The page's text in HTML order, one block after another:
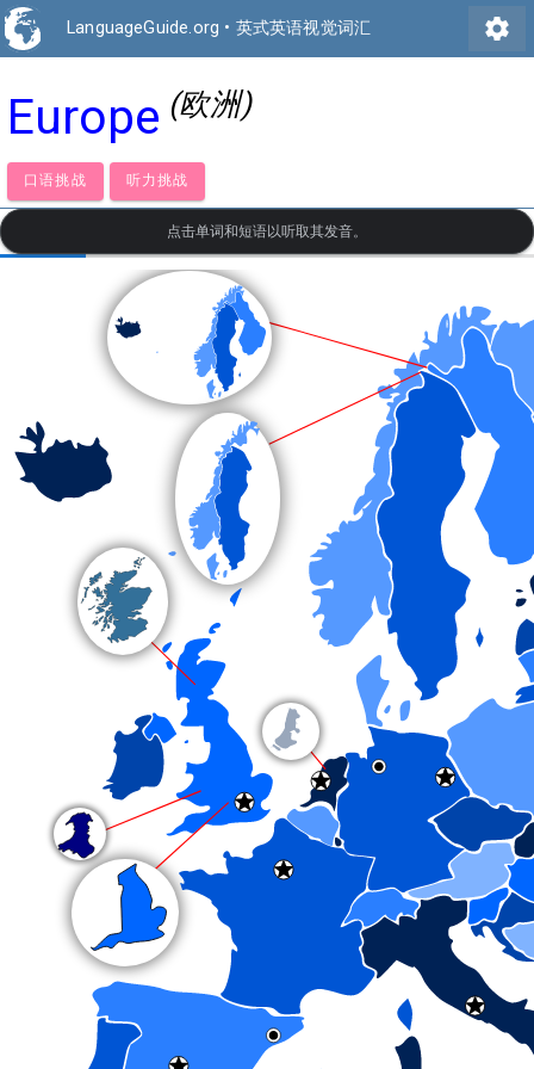
LanguageGuide.org • 英式英语视觉词汇 settings
Europe (欧洲)
口语挑战 听力挑战
点击单词和短语以听取其发音。